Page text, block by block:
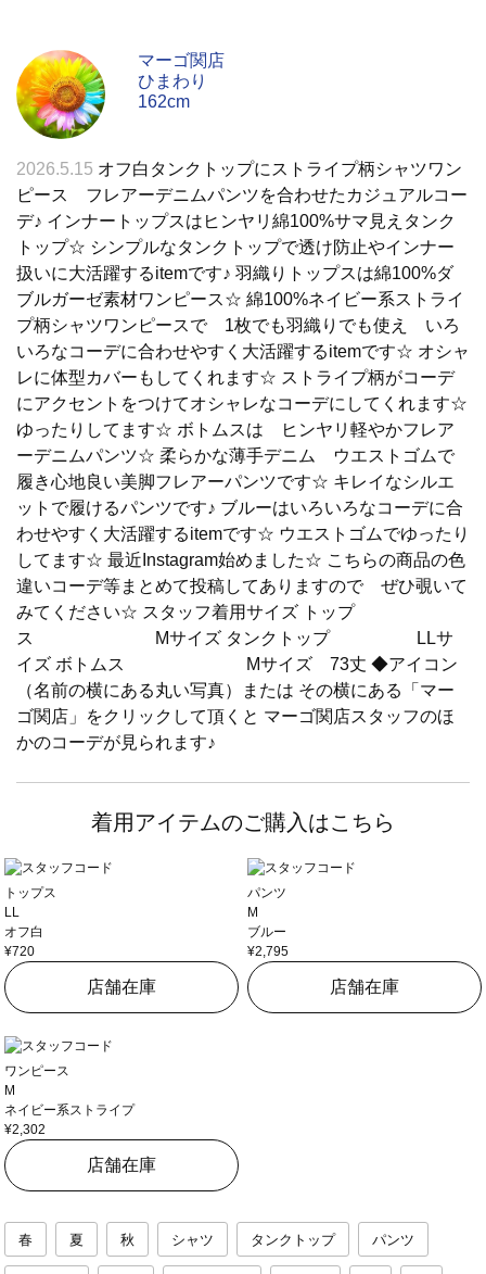
マーゴ関店
ひまわり
162cm
2026.5.15 オフ白タンクトップにストライプ柄シャツワン
ピース フレアーデニムパンツを合わせたカジュアルコー
デ♪ インナートップスはヒンヤリ綿100%サマ見えタンク
トップ☆ シンプルなタンクトップで透け防止やインナー
扱いに大活躍するitemです♪ 羽織りトップスは綿100%ダ
ブルガーゼ素材ワンピース☆ 綿100%ネイビー系ストライ
プ柄シャツワンピースで 1枚でも羽織りでも使え いろ
いろなコーデに合わせやすく大活躍するitemです☆ オシャ
レに体型カバーもしてくれます☆ ストライプ柄がコーデ
にアクセントをつけてオシャレなコーデにしてくれます☆
ゆったりしてます☆ ボトムスは ヒンヤリ軽やかフレア
ーデニムパンツ☆ 柔らかな薄手デニム ウエストゴムで
履き心地良い美脚フレアーパンツです☆ キレイなシルエ
ットで履けるパンツです♪ ブルーはいろいろなコーデに合
わせやすく大活躍するitemです☆ ウエストゴムでゆったり
してます☆ 最近Instagram始めました☆ こちらの商品の色
違いコーデ等まとめて投稿してありますので ぜひ覗いて
みてください☆ スタッフ着用サイズ トップ
ス Mサイズ タンクトップ LLサ
イズ ボトムス Mサイズ 73丈 ◆アイコン
（名前の横にある丸い写真）または その横にある「マー
ゴ関店」をクリックして頂くと マーゴ関店スタッフのほ
かのコーデが見られます♪
着用アイテムのご購入はこちら
トップス
LL
オフ白
¥720
店舗在庫
パンツ
M
ブルー
¥2,795
店舗在庫
ワンピース
M
ネイビー系ストライプ
¥2,302
店舗在庫
春 夏 秋 シャツ タンクトップ パンツ